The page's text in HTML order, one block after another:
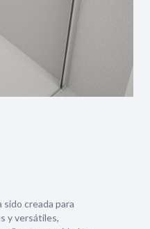
creada para
y versátiles,